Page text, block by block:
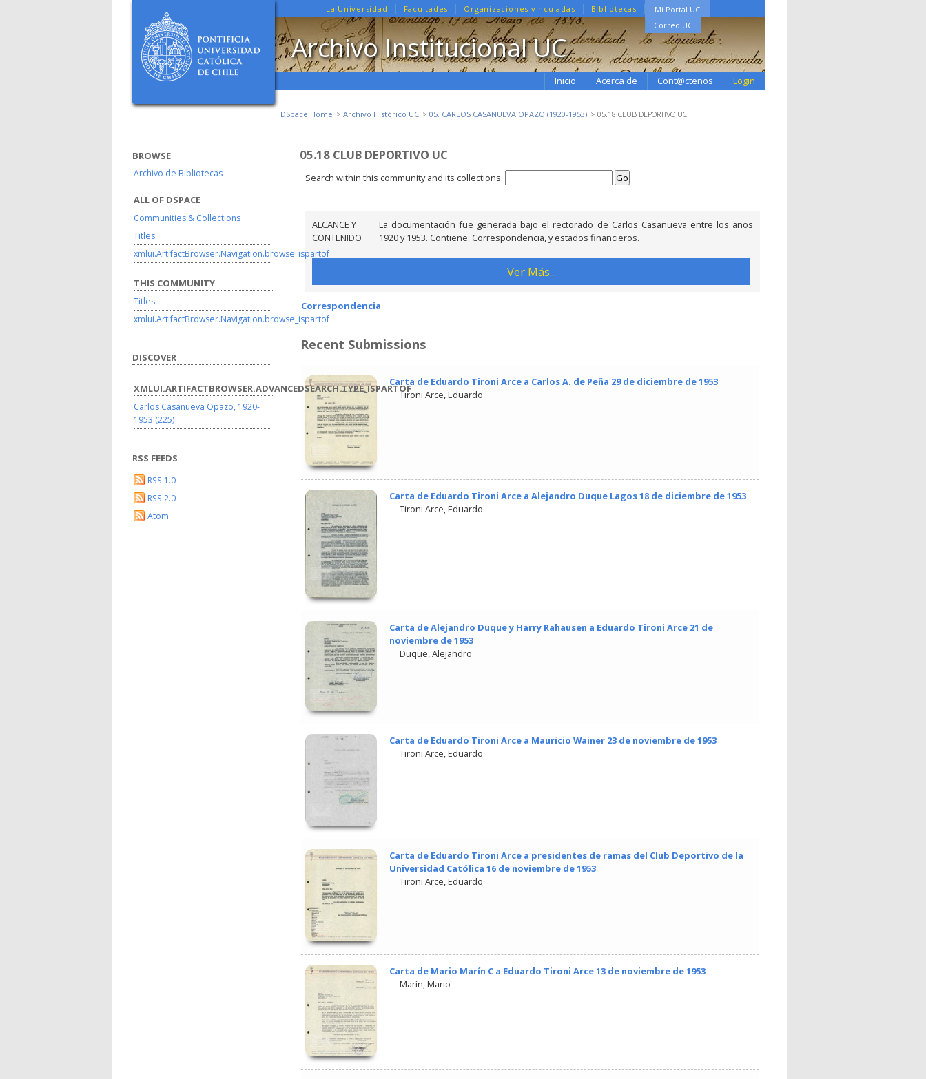
Mi Portal UC
Correo UC
La Universidad Facultades Organizaciones vinculadas Bibliotecas
Archivo Institucional UC
Login
Inicio Acerca de Cont@ctenos
DSpace Home Archivo Histórico UC 05. CARLOS CASANUEVA OPAZO (1920-1953) 05.18 CLUB DEPORTIVO UC
05.18 CLUB DEPORTIVO UC
Search within this community and its collections:
ALCANCE Y
CONTENIDO
La documentación fue generada bajo el rectorado de Carlos Casanueva entre los años
1920 y 1953. Contiene: Correspondencia, y estados financieros.
Ver Más...
Correspondencia
Recent Submissions
Carta de Eduardo Tironi Arce a Carlos A. de Peña 29 de diciembre de 1953
Tironi Arce, Eduardo
Carta de Eduardo Tironi Arce a Alejandro Duque Lagos 18 de diciembre de 1953
Tironi Arce, Eduardo
Carta de Alejandro Duque y Harry Rahausen a Eduardo Tironi Arce 21 de
noviembre de 1953
Duque, Alejandro
Carta de Eduardo Tironi Arce a Mauricio Wainer 23 de noviembre de 1953
Tironi Arce, Eduardo
Carta de Eduardo Tironi Arce a presidentes de ramas del Club Deportivo de la
Universidad Católica 16 de noviembre de 1953
Tironi Arce, Eduardo
Carta de Mario Marín C a Eduardo Tironi Arce 13 de noviembre de 1953
Marín, Mario
BROWSE
Archivo de Bibliotecas
ALL OF DSPACE
Communities & Collections
Titles
xmlui.ArtifactBrowser.Navigation.browse_ispartof
THIS COMMUNITY
Titles
xmlui.ArtifactBrowser.Navigation.browse_ispartof
DISCOVER
XMLUI.ARTIFACTBROWSER.ADVANCEDSEARCH.TYPE_ISPARTOF
Carlos Casanueva Opazo, 1920-
1953 (225)
RSS FEEDS
RSS 1.0
RSS 2.0
Atom